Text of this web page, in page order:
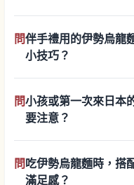
問伴手禮用的伊勢烏龍
小技巧？
問小孩或第一次來日本
要注意？
問吃伊勢烏龍麵時，搭
滿足感？